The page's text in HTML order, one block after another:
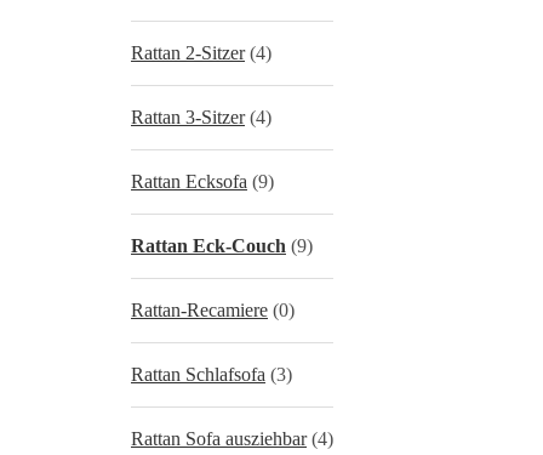
Rattan 2-Sitzer (4)
Rattan 3-Sitzer (4)
Rattan Ecksofa (9)
Rattan Eck-Couch (9)
Rattan-Recamiere (0)
Rattan Schlafsofa (3)
Rattan Sofa ausziehbar (4)